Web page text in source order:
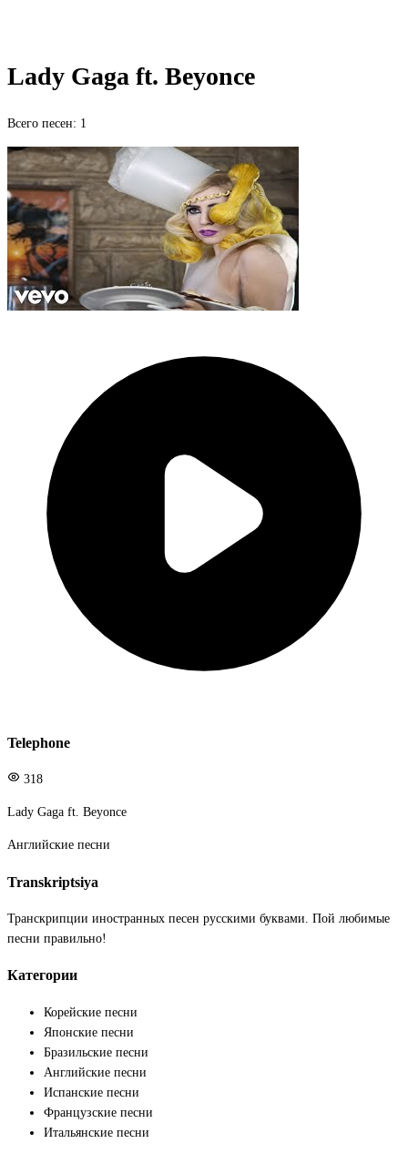
Lady Gaga ft. Beyonce
Всего песен: 1
Telephone
318
Lady Gaga ft. Beyonce
Английские песни
Transkriptsiya
Транскрипции иностранных песен русскими буквами. Пой любимые
песни правильно!
Категории
Корейские песни
Японские песни
Бразильские песни
Английские песни
Испанские песни
Французские песни
Итальянские песни